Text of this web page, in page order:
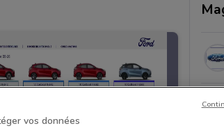
vos données